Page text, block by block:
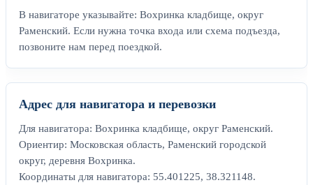
В навигаторе указывайте: Вохринка кладбище, округ
Раменский. Если нужна точка входа или схема подъезда,
позвоните нам перед поездкой.
Адрес для навигатора и перевозки
Для навигатора: Вохринка кладбище, округ Раменский.
Ориентир: Московская область, Раменский городской
округ, деревня Вохринка.
Координаты для навигатора: 55.401225, 38.321148.